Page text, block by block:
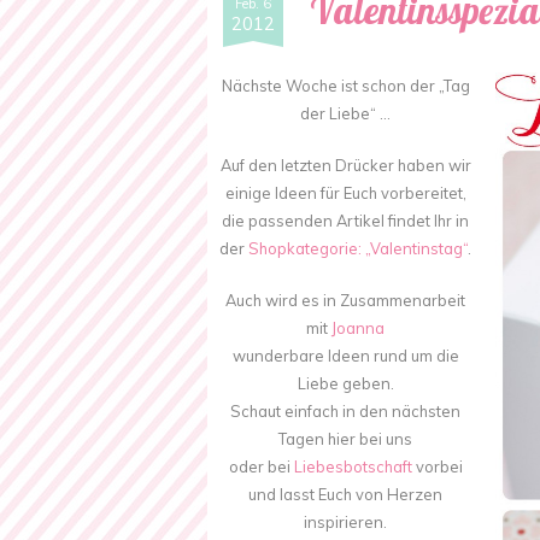
Feb. 6
2012
Nächste Woche ist schon der „Tag
der Liebe“ …
Auf den letzten Drücker haben wir
einige Ideen für Euch vorbereitet,
die passenden Artikel findet Ihr in
der Shopkategorie: „Valentinstag“
Auch wird es in Zusammenarbeit
mit Joanna
wunderbare Ideen rund um die
Liebe geben.
Schaut einfach in den nächsten
Tagen hier bei uns
oder bei Liebesbotschaftvorbei
und lasst Euch von Herzen
inspirieren.